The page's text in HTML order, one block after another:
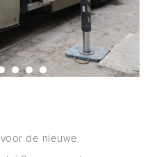
de nieuwe